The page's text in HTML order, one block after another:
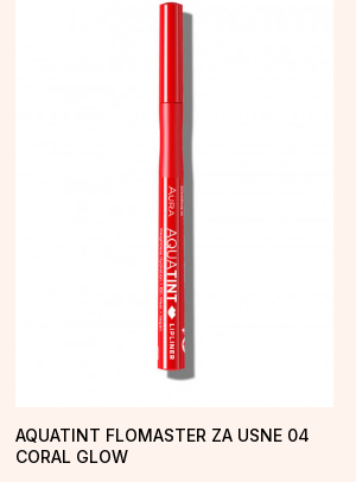
AQUATINT FLOMASTER ZA USNE 04
CORAL GLOW